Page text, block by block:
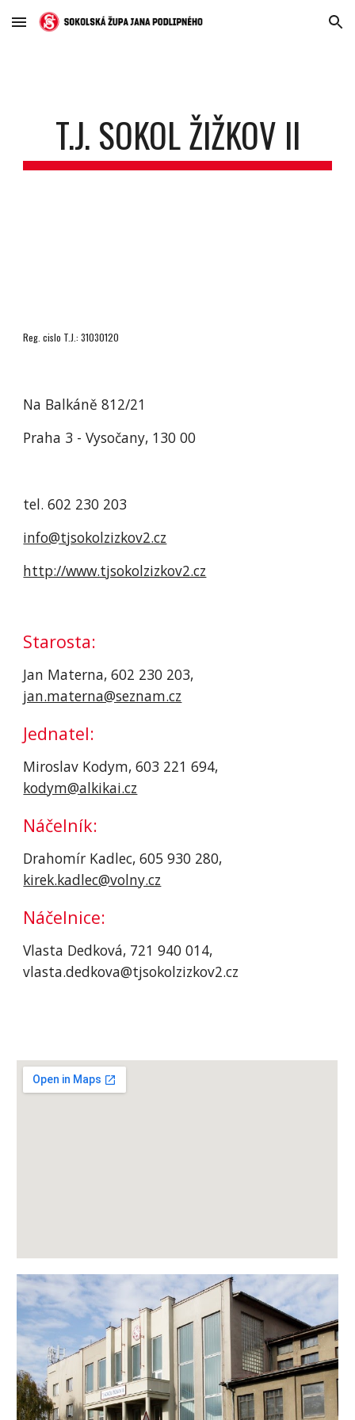
Skip to main content Skip to navigation
T.J. SOKOL ŽIŽKOV II
Reg. cislo T.J.: 31030120
Na Balkáně 812/21
Praha 3 - Vysočany, 130 00
tel. 602 230 203
info@tjsokolzizkov2.cz
http://www.tjsokolzizkov2.cz
Starosta:
jan.materna@seznam.cz
Jednatel:
kodym@alkikai.cz
Náčelník:
kirek.kadlec@volny.cz
Náčelnice:
Vlasta Dedková, 721 940 014,
vlasta.dedkova@tjsokolzizkov2.cz